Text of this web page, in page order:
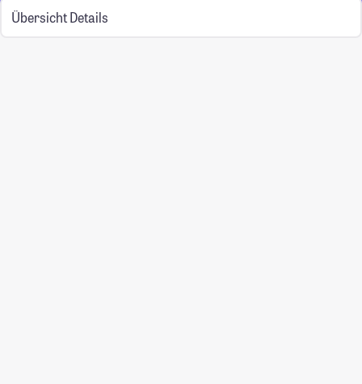
Übersicht Details